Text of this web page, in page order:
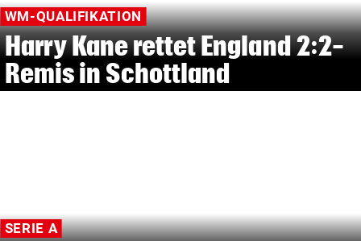
WM-QUALIFIKATION
Harry Kane rettet England 2:2-
Remis in Schottland
SERIE A